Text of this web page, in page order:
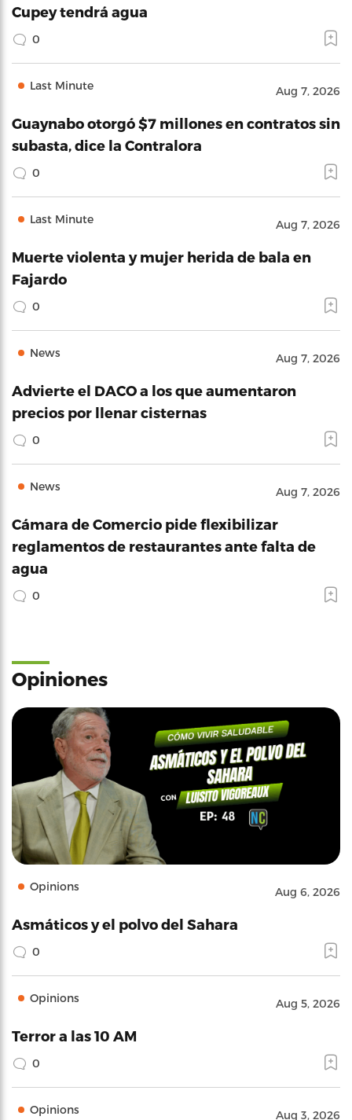
Cupey tendrá agua
0
Last Minute Aug 7, 2026
Guaynabo otorgó $7 millones en contratos sin
subasta, dice la Contralora
0
Last Minute Aug 7, 2026
Muerte violenta y mujer herida de bala en
Fajardo
0
News Aug 7, 2026
Advierte el DACO a los que aumentaron
precios por llenar cisternas
0
News Aug 7, 2026
Cámara de Comercio pide flexibilizar
reglamentos de restaurantes ante falta de
agua
0
Opiniones
Opinions Aug 6, 2026
Asmáticos y el polvo del Sahara
0
Opinions Aug 5, 2026
Terror a las 10 AM
0
Opinions Aug 3, 2026